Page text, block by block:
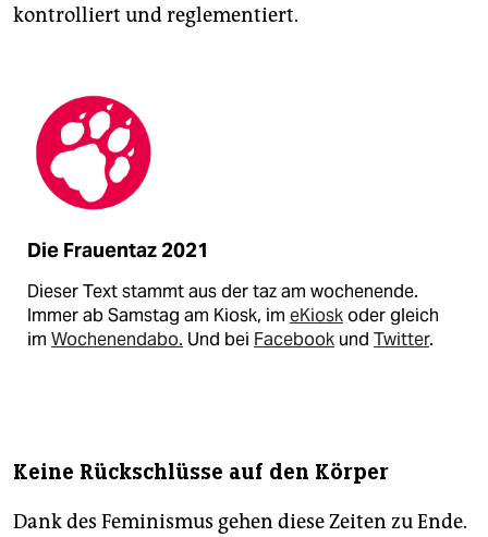
kontrolliert und reglementiert.
Die Frauentaz 2021
Dieser Text stammt aus der taz am wochenende.
Immer ab Samstag am Kiosk, im eKioskoder gleich
im Wochenendabo. Und bei Facebook und Twitter.
Keine Rückschlüsse auf den Körper
Dank des Feminismus gehen diese Zeiten zu Ende.